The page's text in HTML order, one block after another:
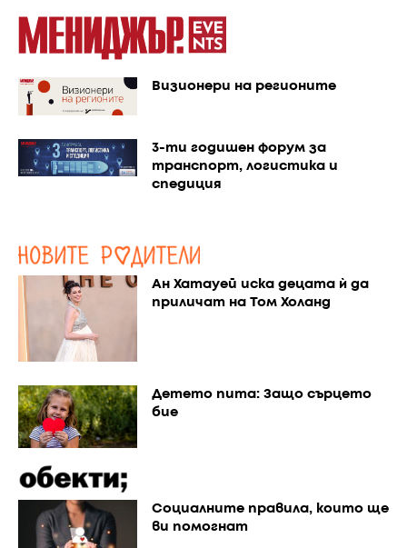
Визионери на регионите
3-ти годишен форум за
транспорт, логистика и
спедиция
Ан Хатауей иска децата ѝ да
приличат на Том Холанд
Детето пита: Защо сърцето
бие
Социалните правила, които ще
ви помогнат